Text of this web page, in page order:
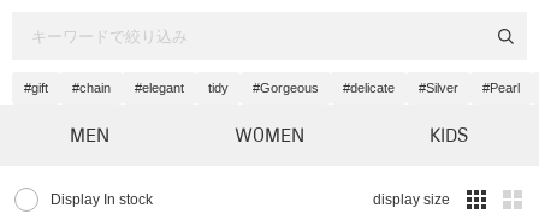
#gift #chain #elegant tidy #Gorgeous #delicate #Silver #Pearl
MEN WOMEN KIDS
Display In stock display size